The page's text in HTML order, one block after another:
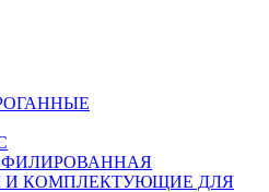
И КОМПЛЕКТУЮЩИЕ ДЛЯ